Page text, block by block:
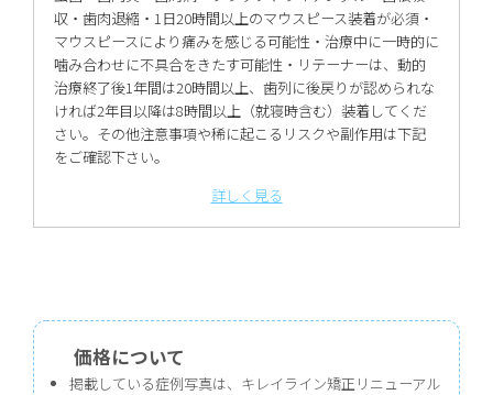
収・歯肉退縮・1日20時間以上のマウスピース装着が必須・
マウスピースにより痛みを感じる可能性・治療中に一時的に
噛み合わせに不具合をきたす可能性・リテーナーは、動的
治療終了後1年間は20時間以上、歯列に後戻りが認められな
ければ2年目以降は8時間以上（就寝時含む）装着してくだ
さい。その他注意事項や稀に起こるリスクや副作用は下記
をご確認下さい。
詳しく見る
価格について
掲載している症例写真は、キレイライン矯正リニューアル